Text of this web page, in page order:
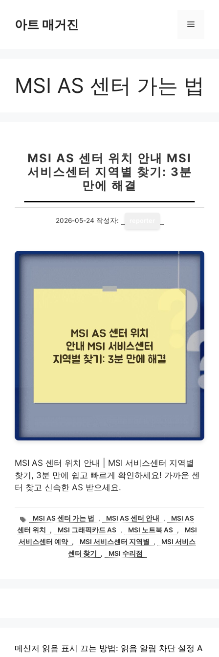
아트 매거진 메
MSI AS 센터 가는 법
MSI AS 센터 위치 안내 MSI
서비스센터 지역별 찾기: 3분
만에 해결
2026-05-24 작성자:
MSI AS 센터 위치 안내 | MSI 서비스센터 지역별
찾기, 3분 만에 쉽고 빠르게 확인하세요! 가까운 센
터 찾고 신속한 AS 받으세요.
태
그
MSI AS 센터 가는 법 , MSI AS 센터 안내 ,
MSI AS
센터 위치
, MSI 그래픽카드 AS , MSI 노트북 AS ,
MSI
서비스센터 예약 , MSI 서비스센터 지역별 ,
MSI 서비스
센터 찾기
, MSI 수리점
메신저 읽음 표시 끄는 방법: 읽음 알림 차단 설정 A